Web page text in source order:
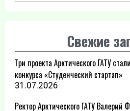
Свежие
Три проекта Арктического ГАТУ
конкурса «Студенческий стартап»
31.07.2026
Ректор Арктического ГАТУ Валерий